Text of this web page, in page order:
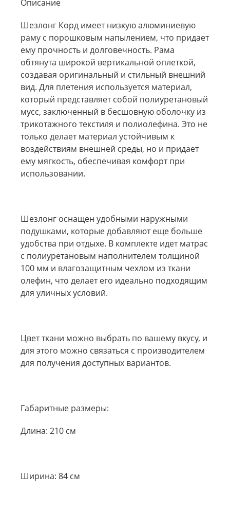
Описание
Шезлонг Корд имеет низкую алюминиевую
раму с порошковым напылением, что придает
ему прочность и долговечность. Рама
обтянута широкой вертикальной оплеткой,
создавая оригинальный и стильный внешний
вид. Для плетения используется материал,
который представляет собой полиуретановый
мусс, заключенный в бесшовную оболочку из
трикотажного текстиля и полиолефина. Это не
только делает материал устойчивым к
воздействиям внешней среды, но и придает
ему мягкость, обеспечивая комфорт при
использовании.
Шезлонг оснащен удобными наружными
подушками, которые добавляют еще больше
удобства при отдыхе. В комплекте идет матрас
с полиуретановым наполнителем толщиной
100 мм и влагозащитным чехлом из ткани
олефин, что делает его идеально подходящим
для уличных условий.
Цвет ткани можно выбрать по вашему вкусу, и
для этого можно связаться с производителем
для получения доступных вариантов.
Габаритные размеры:
Длина: 210 см
Ширина: 84 см